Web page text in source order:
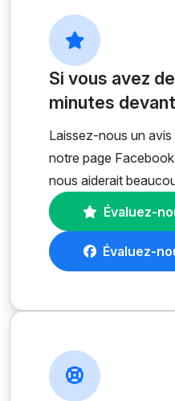
Si vous avez
minutes
Laissez-nous un
notre page
nous aiderait
Évaluez-
Évaluez-